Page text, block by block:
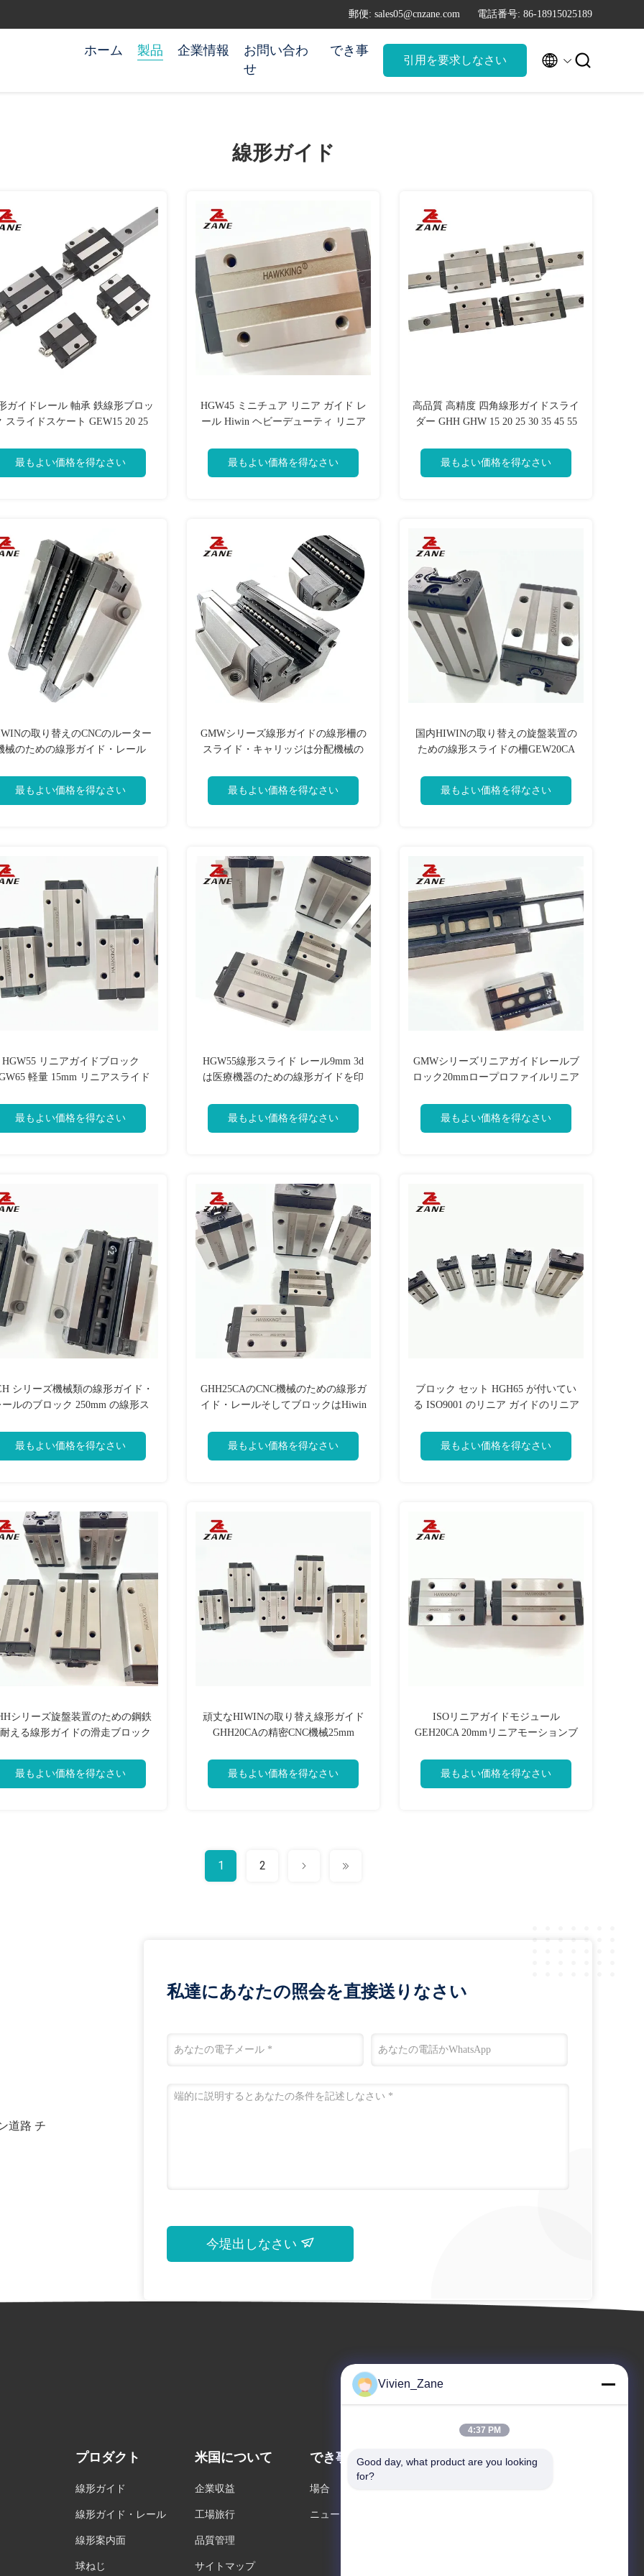
郵便: sales05@cnzane.com 電話番号: 86-18915025189
ホーム 製品 企業情報
お問い合わ
せ
でき事
引用を要求しなさい  
線形ガイド
ガイドレール 軸承 鉄線形ブロッ
スライドスケート GEW15 20 25
最もよい価格を得なさい
HGW45 ミニチュア リニア ガイド レ
ール Hiwin ヘビーデューティ リニア
最もよい価格を得なさい
高品質 高精度 四角線形ガイドスライ
ダー GHH GHW 15 20 25 30 35 45 55
最もよい価格を得なさい
の取り替えのCNCのルーター
械のための線形ガイド・レール
最もよい価格を得なさい
GMWシリーズ線形ガイドの線形柵の
スライド・キャリッジは分配機械の
最もよい価格を得なさい
国内HIWINの取り替えの旋盤装置の
ための線形スライドの柵GEW20CA
最もよい価格を得なさい
HGW55 リニアガイドブロック
軽量 15mm リニアスライド
最もよい価格を得なさい
HGW55線形スライド レール9mm 3d
は医療機器のための線形ガイドを印
最もよい価格を得なさい
GMWシリーズリニアガイドレールブ
ロック20mmロープロファイルリニア
最もよい価格を得なさい
シリーズ機械類の線形ガイド・
ルのブロック 250mm の線形ス
最もよい価格を得なさい
GHH25CAのCNC機械のための線形ガ
イド・レールそしてブロックはHiwin
最もよい価格を得なさい
ブロック セット HGH65 が付いてい
る ISO9001 のリニア ガイドのリニア
最もよい価格を得なさい
シリーズ旋盤装置のための鋼鉄
える線形ガイドの滑走ブロック
最もよい価格を得なさい
頑丈なHIWINの取り替え線形ガイド
GHH20CAの精密CNC機械25mm
最もよい価格を得なさい
ISOリニアガイドモジュール
GEH20CA 20mmリニアモーションブ
最もよい価格を得なさい
1 2
道路 チ
私達にあなたの照会を直接送りなさい
今堤出しなさい
プロダクト
線形ガイド
線形ガイド・レール
線形案内面
球ねじ
米国について
企業収益
工場旅行
品質管理
サイトマップ
でき事
場合
ニュース
引用を要求しなさい
Vivien_Zane
4:37 PM
Good day, what product are you looking
for?